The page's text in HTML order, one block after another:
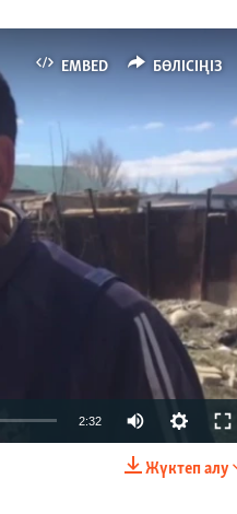
EMBED БӨЛІСІҢІЗ
БӨЛІСІҢІЗ
2:32
Жүктеп алу